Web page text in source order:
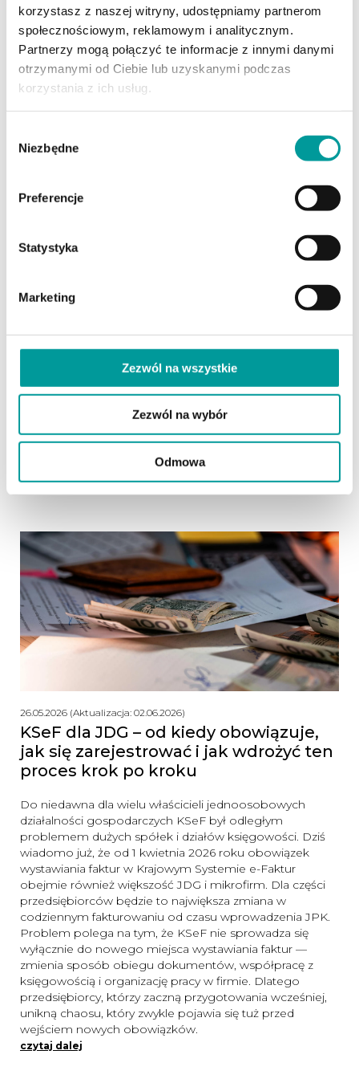
korzystasz z naszej witryny, udostępniamy partnerom
społecznościowym, reklamowym i analitycznym.
Partnerzy mogą połączyć te informacje z innymi danymi
otrzymanymi od Ciebie lub uzyskanymi podczas
korzystania z ich usług.
zgody
Niezbędne
Preferencje
Statystyka
Marketing
Zezwól na wszystkie
Zezwól na wybór
Odmowa
kontroli
Faktury pobrane z KSeF trzeba nie tylko odebrać, ale
również odpowiednio zakwalifikować i zaksięgować. Gdy
w danym miesiącu pojawia się wiele dokumentów
rozliczanych według tych samych zasad, otwieranie
każdego z nich osobno oznacza powtarzanie tych
30.06.2026 (Aktualizacja: 02.07.2026)
Obowiązek archiwizacji faktur – ile lat i
w jakiej formie przechowywać faktury
Dowiedz się, jak długo musisz przechowywać faktury w
firmie i czy archiwum cyfrowe jest w pełni bezpieczne
czytaj dalej
26.05.2026 (Aktualizacja: 02.06.2026)
KSeF dla JDG – od kiedy obowiązuje,
jak się zarejestrować i jak wdrożyć ten
proces krok po kroku
Do niedawna dla wielu właścicieli jednoosobowych
działalności gospodarczych KSeF był odległym
problemem dużych spółek i działów księgowości. Dziś
wiadomo już, że od 1 kwietnia 2026 roku obowiązek
wystawiania faktur w Krajowym Systemie e-Faktur
obejmie również większość JDG i mikrofirm. Dla części
przedsiębiorców będzie to największa zmiana w
codziennym fakturowaniu od czasu wprowadzenia JPK.
Problem polega na tym, że KSeF nie sprowadza się
wyłącznie do nowego miejsca wystawiania faktur —
zmienia sposób obiegu dokumentów, współpracę z
księgowością i organizację pracy w firmie. Dlatego
przedsiębiorcy, którzy zaczną przygotowania wcześniej,
unikną chaosu, który zwykle pojawia się tuż przed
wejściem nowych obowiązków.
czytaj dalej